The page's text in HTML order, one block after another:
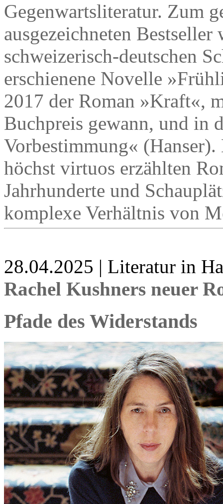
Gegenwartsliteratur. Zum
ausgezeichneten
schweizerisch-deutschen
erschienene Novelle
2017 der Roman »Kraft«,
Buchpreis gewann, und in
Vorbestimmung«
höchst virtuos erzählten
Jahrhunderte und
komplexe Verhältnis von
28.04.2025 | Literatur in
Rachel Kushners neuer
Pfade des Widerstands